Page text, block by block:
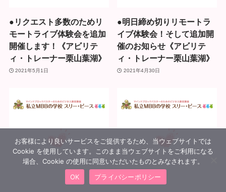
●リクエスト多数のためリ
モートライブ体験会を追加
開催します！《アビリテ
ィ・トレーナー栗山葉湖》
2021年5月1日
●明日締め切りリモートラ
イブ体験会！そして追加開
催のお知らせ《アビリテ
ィ・トレーナー栗山葉湖》
2021年4月30日
お客様により良いサービスをご提供するため、当ウェブサイトでは
Cookie を使用しています。このまま当ウェブサイトをご利用になる
場合、Cookie の使用に同意いただいたものとみなされます。
OK
プライバシーポリシー